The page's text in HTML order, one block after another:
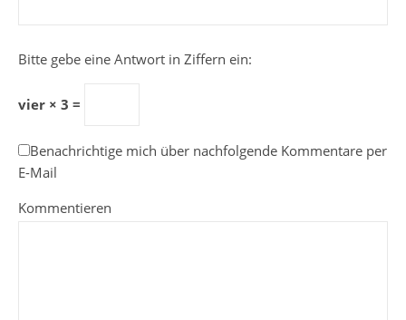
Bitte gebe eine Antwort in Ziffern ein:
vier × 3 =
Benachrichtige mich über nachfolgende Kommentare per
E-Mail
Kommentieren